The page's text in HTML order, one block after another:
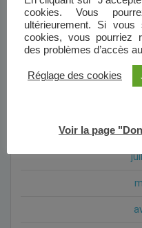
cookies. Vous
ultérieurement. Si
cookies, vous pourriez
des problèmes d’accès
Réglage des cookies
Voir la page